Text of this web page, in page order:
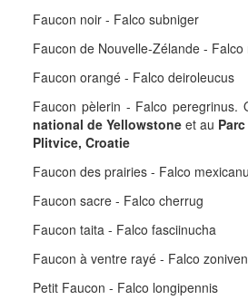
Faucon noir - Falco subniger
Faucon de Nouvelle-Zélande -
Faucon orangé - Falco deiroleucus
Faucon pèlerin - Falco peregrinus.
national de Yellowstone et au
Plitvice, Croatie
Faucon des prairies - Falco
Faucon sacre - Falco cherrug
Faucon taita - Falco fasciinucha
Faucon à ventre rayé - Falco
Petit Faucon - Falco longipennis